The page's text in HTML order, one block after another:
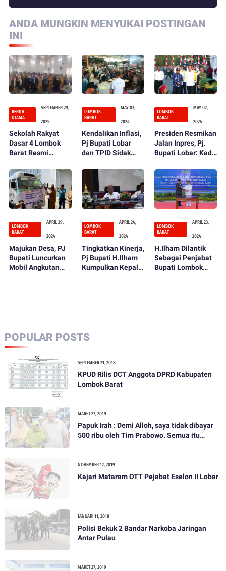
ANDA MUNGKIN MENYUKAI POSTINGAN
INI
BERITA
UTAMA
SEPTEMBER 29,
2025
Sekolah Rakyat
Dasar 4 Lombok
Barat Resmi
Tegaskan
Komitmen Perluas
Akses Pendidikan
LOMBOK
BARAT
MAY 03,
2024
Kendalikan Inflasi,
Pj Bupati Lobar
dan TPID Sidak
LOMBOK
BARAT
MAY 02,
2024
Presiden Resmikan
Jalan Inpres, Pj.
Bupati Lobar: Kado
66 Lombok Barat
LOMBOK
BARAT
APRIL 29,
2024
Majukan Desa, PJ
Bupati Luncurkan
Mobil Angkutan
LOMBOK
BARAT
APRIL 24,
2024
Tingkatkan Kinerja,
Pj Bupati H.Ilham
Kumpulkan Kepala
LOMBOK
BARAT
APRIL 23,
2024
H.Ilham Dilantik
Sebagai Penjabat
Bupati Lombok
POPULAR POSTS
SEPTEMBER 21, 2018
KPUD Rilis DCT Anggota DPRD Kabupaten
Lombok Barat
MARET 27, 2019
Papuk Irah : Demi Alloh, saya tidak dibayar
500 ribu oleh Tim Prabowo. Semua itu
NOVEMBER 12, 2019
Kajari Mataram OTT Pejabat Eselon II Lobar
JANUARI 11, 2018
Polisi Bekuk 2 Bandar Narkoba Jaringan
Antar Pulau
MARET 27, 2019